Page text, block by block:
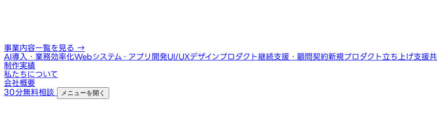
事業内容一覧を見る →
AI導入・業務効率化Webシステム・アプリ開発UI/UXデザインプロダクト継続支援・顧問契約新規プロダクト立ち上げ支援
制作実績
私たちについて
会社概要
30分無料相談
メニューを開く